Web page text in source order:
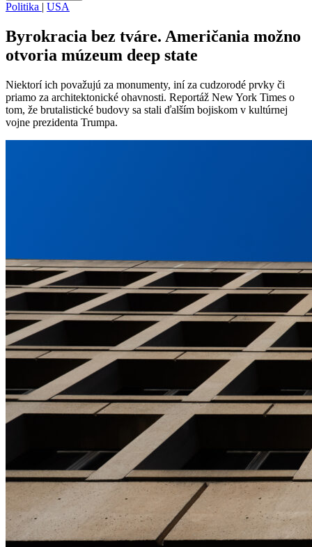
Politika | USA
Byrokracia bez tváre. Američania možno
otvoria múzeum deep state
Niektorí ich považujú za monumenty, iní za cudzorodé prvky či
priamo za architektonické ohavnosti. Reportáž New York Times o
tom, že brutalistické budovy sa stali ďalším bojiskom v kultúrnej
vojne prezidenta Trumpa.